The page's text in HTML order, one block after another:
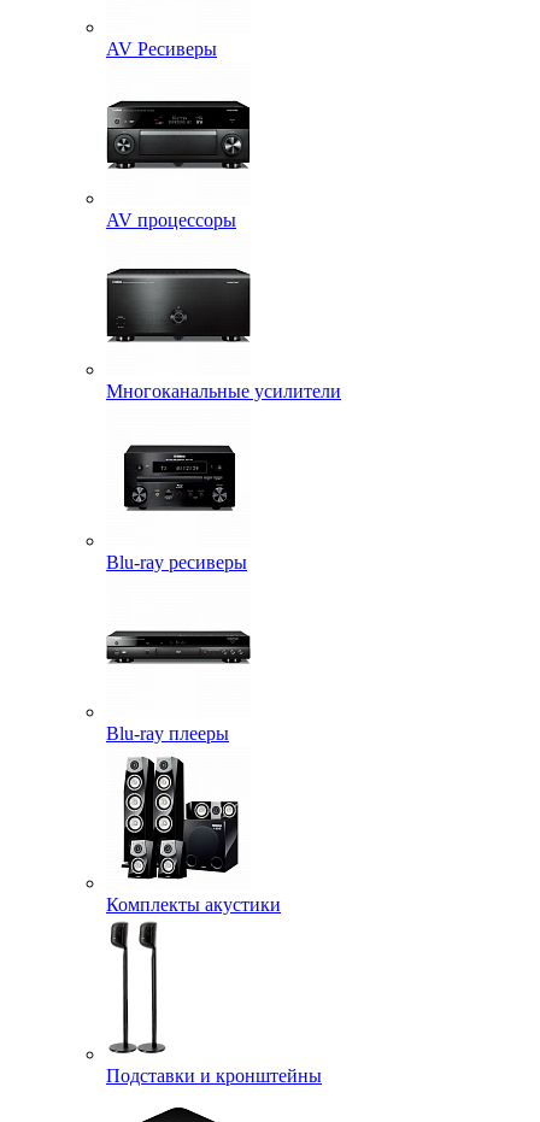
AV Ресиверы
AV процессоры
Многоканальные усилители
Blu-ray ресиверы
Blu-ray плееры
Комплекты акустики
Подставки и кронштейны